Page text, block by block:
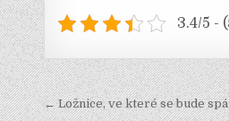
3.4/5 -
Navigace
← Ložnice, ve které se bude